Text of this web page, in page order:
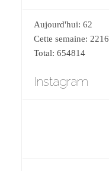
Aujourd'hui: 62
Cette semaine: 2216
Total: 654814
Instagram